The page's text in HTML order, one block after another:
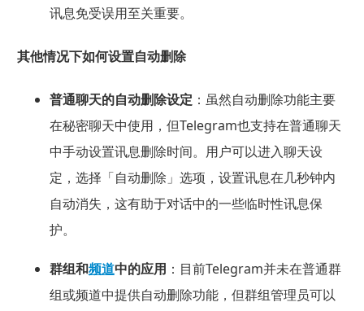
讯息免受误用至关重要。
其他情况下如何设置自动删除
普通聊天的自动删除设定 ：虽然自动删除功能主要
在秘密聊天中使用，但Telegram也支持在普通聊天
中手动设置讯息删除时间。用户可以进入聊天设
定，选择「自动删除」选项，设置讯息在几秒钟内
自动消失，这有助于对话中的一些临时性讯息保
护。
群组和频道中的应用 ：目前Telegram并未在普通群
组或频道中提供自动删除功能，但群组管理员可以